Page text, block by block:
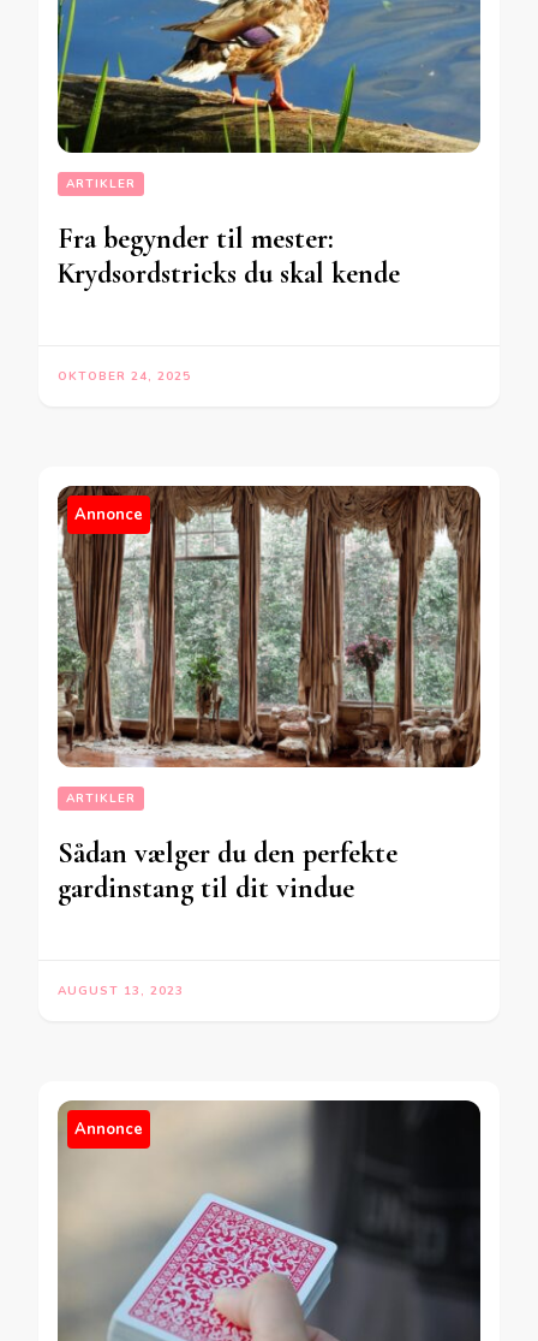
ARTIKLER
Fra begynder til mester:
Krydsordstricks du skal kende
OKTOBER 24, 2025
Annonce
ARTIKLER
Sådan vælger du den perfekte
gardinstang til dit vindue
AUGUST 13, 2023
Annonce